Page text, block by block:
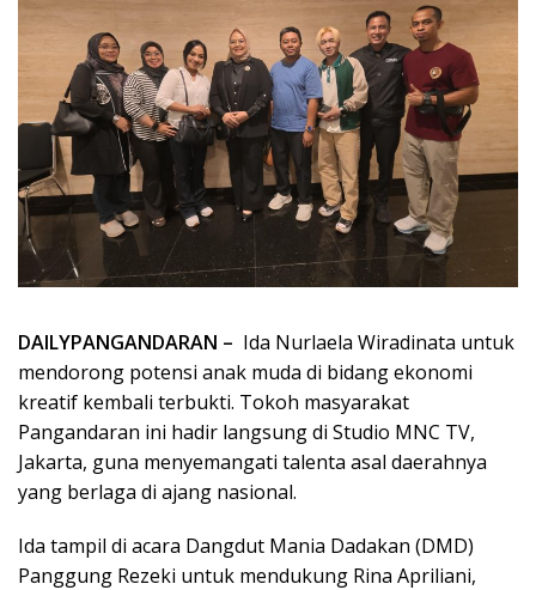
DAILYPANGANDARAN – Ida Nurlaela Wiradinata untuk
mendorong potensi anak muda di bidang ekonomi
kreatif kembali terbukti. Tokoh masyarakat
Pangandaran ini hadir langsung di Studio MNC TV,
Jakarta, guna menyemangati talenta asal daerahnya
yang berlaga di ajang nasional.
Ida tampil di acara Dangdut Mania Dadakan (DMD)
Panggung Rezeki untuk mendukung Rina Apriliani,